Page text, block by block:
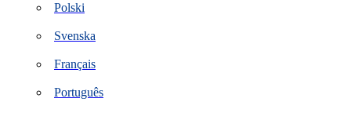
Polski
Svenska
Français
Português